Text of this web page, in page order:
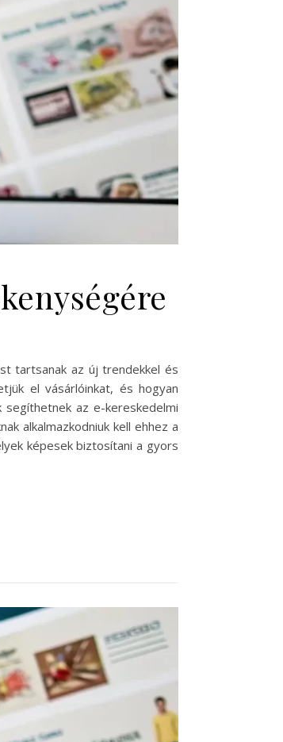
tartsanak az új trendekkel és
el vásárlóinkat, és hogyan
az e-kereskedelmi
alkalmazkodniuk kell ehhez a
képesek biztosítani a gyors